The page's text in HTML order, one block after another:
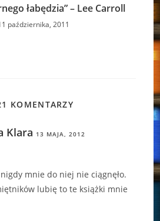
łabędzia” – Lee Carroll
października, 2011
KOMENTARZY
Klara 13 MAJA, 2012
mnie do niej nie ciągnęło.
lubię to te książki mnie